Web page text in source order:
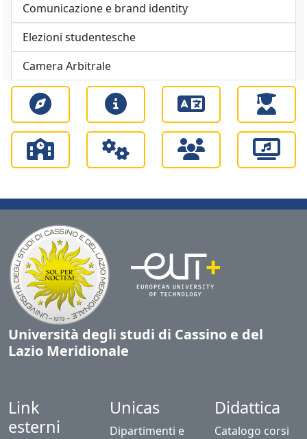
Comunicazione e brand identity
Elezioni studentesche
Camera Arbitrale
Università degli studi di Cassino e del
Lazio Meridionale
Link
esterni
Unicas
Dipartimenti e
Didattica
Catalogo corsi